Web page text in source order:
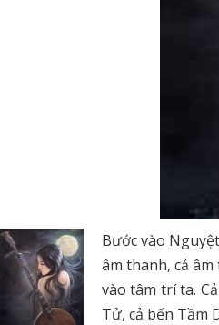
Bước vào
âm thanh, cả
vào tâm trí ta.
Tử, cả bến Tầm